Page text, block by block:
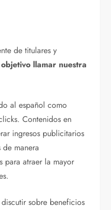
de titulares y
llamar nuestra
al español como
Contenidos en
ingresos publicitarios
de manera
para atraer la mayor
sobre beneficios